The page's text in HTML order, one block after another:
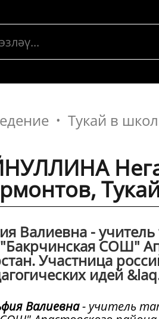
Тукай в
Валиевна - учитель
СОШ"
Участница
идей
Валиевна- учитель